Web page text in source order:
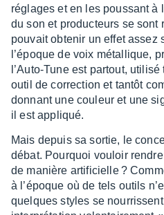
réglages et en les pous­sant à
du son et produc­teurs se sont
pouvait obte­nir un effet assez
l’époque de voix métal­lique,
l’Auto-Tune est partout,
outil de correc­tion et tantôt
donnant une couleur et une
il est appliqué.
Mais depuis sa sortie, le
débat. Pourquoi vouloir
de manière arti­fi­cielle ?
à l’époque où de tels outils
quelques styles se